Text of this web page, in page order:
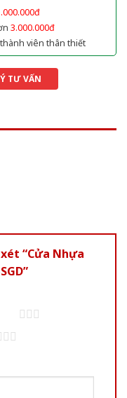
3.000.000đ
viên thân thiết
TƯ VẤN
“Cửa Nhựa